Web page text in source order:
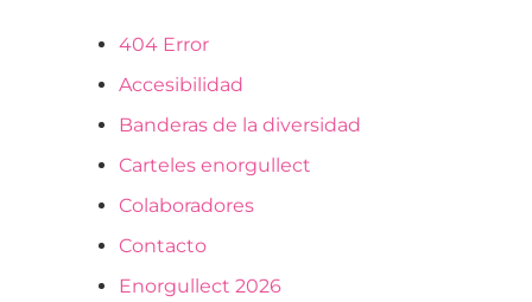
404 Error
Accesibilidad
Banderas de la diversidad
Carteles enorgullect
Colaboradores
Contacto
Enorgullect 2026